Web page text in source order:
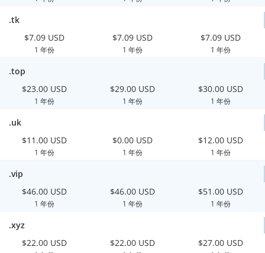
.tk
$7.09 USD
1 年份
$7.09 USD
1 年份
$7.09 USD
1 年份
.top
$23.00 USD
1 年份
$29.00 USD
1 年份
$30.00 USD
1 年份
.uk
$11.00 USD
1 年份
$0.00 USD
1 年份
$12.00 USD
1 年份
.vip
$46.00 USD
1 年份
$46.00 USD
1 年份
$51.00 USD
1 年份
.xyz
$22.00 USD
$22.00 USD $27.00 USD